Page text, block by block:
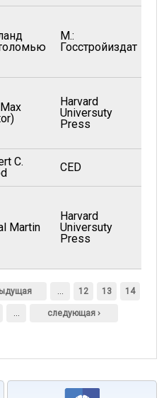
М.:
Госстройиздат
Harvard
Universuty
Press
C.
CED
Martin
Harvard
Universuty
Press
… 12 13 14
… следующая ›